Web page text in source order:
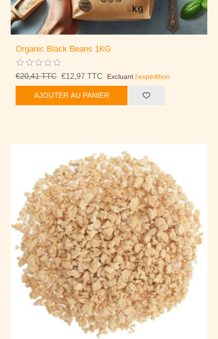
Organic Black Beans 1KG
€20,41 TTC €12,97 TTC Excluant l'expédition
AJOUTER AU PANIER